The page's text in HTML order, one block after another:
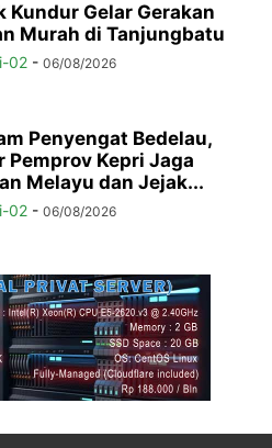
Kundur Gelar Gerakan
Murah di Tanjungbatu
02 - 06/08/2026
Penyengat Bedelau,
Pemprov Kepri Jaga
Melayu dan Jejak...
02 - 06/08/2026